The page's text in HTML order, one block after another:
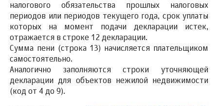
налогового обязательства прошлых налоговых
периодов или периодов текущего года, срок уплаты
которых на момент подачи декларации истек,
отражается в строке 12 декларации.
Сумма пени (строка 13) начисляется плательщиком
самостоятельно.
Аналогично заполняются строки уточняющей
декларации для объектов нежилой недвижимости
(код от 4 до 9).